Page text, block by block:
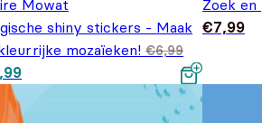
Mowat
shiny stickers - Maak
mozaïeken! €6,99
prijs was:
Huidige prijs is: €4,99.
Zoek en
€7,99